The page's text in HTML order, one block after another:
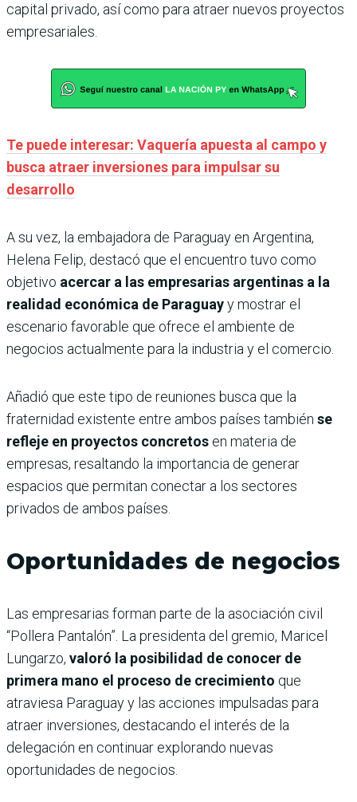
capital privado, así como para atraer nuevos proyectos
empresariales.
Te puede interesar: Vaquería apuesta al campo y
busca atraer inversiones para impulsar su
desarrollo
A su vez, la embajadora de Paraguay en Argentina,
Helena Felip, destacó que el encuentro tuvo como
objetivo acercar a las empresarias argentinas a la
realidad económica de Paraguayy mostrar el
escenario favorable que ofrece el ambiente de
negocios actualmente para la industria y el comercio.
Añadió que este tipo de reuniones busca que la
fraternidad existente entre ambos países también se
refleje en proyectos concretos en materia de
empresas, resaltando la importancia de generar
espacios que permitan conectar a los sectores
privados de ambos países.
Oportunidades de negocios
Las empresarias forman parte de la asociación civil
“Pollera Pantalón”. La presidenta del gremio, Maricel
Lungarzo, valoró la posibilidad de conocer de
primera mano el proceso de crecimiento que
atraviesa Paraguay y las acciones impulsadas para
atraer inversiones, destacando el interés de la
delegación en continuar explorando nuevas
oportunidades de negocios.